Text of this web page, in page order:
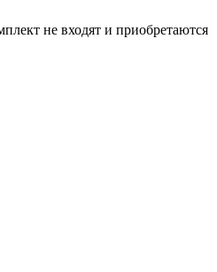
не входят и приобретаются